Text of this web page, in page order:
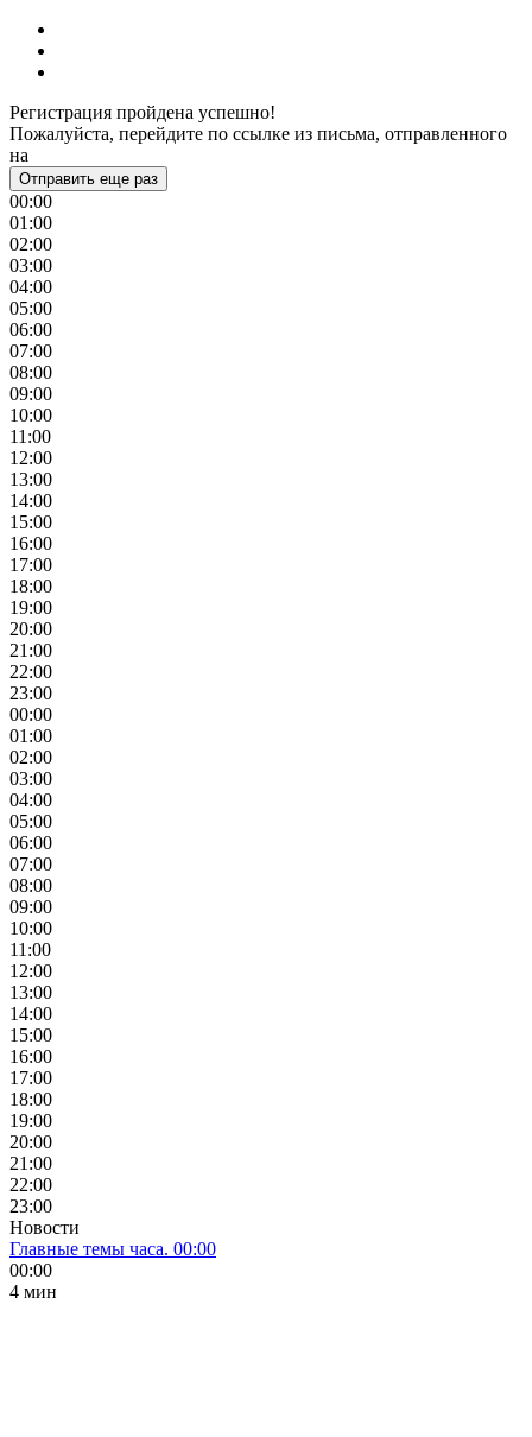
Регистрация пройдена успешно!
Пожалуйста, перейдите по ссылке из письма, отправленного
на
Отправить еще раз
00:00
01:00
02:00
03:00
04:00
05:00
06:00
07:00
08:00
09:00
10:00
11:00
12:00
13:00
14:00
15:00
16:00
17:00
18:00
19:00
20:00
21:00
22:00
23:00
00:00
01:00
02:00
03:00
04:00
05:00
06:00
07:00
08:00
09:00
10:00
11:00
12:00
13:00
14:00
15:00
16:00
17:00
18:00
19:00
20:00
21:00
22:00
23:00
Новости
Главные темы часа. 00:00
00:00
4 мин